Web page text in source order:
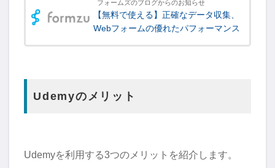
フォームズのブログからのお知らせ
【無料で使える】正確なデータ収集、
Webフォームの優れたパフォーマンス
Udemyのメリット
Udemyを利用する3つのメリットを紹介します。